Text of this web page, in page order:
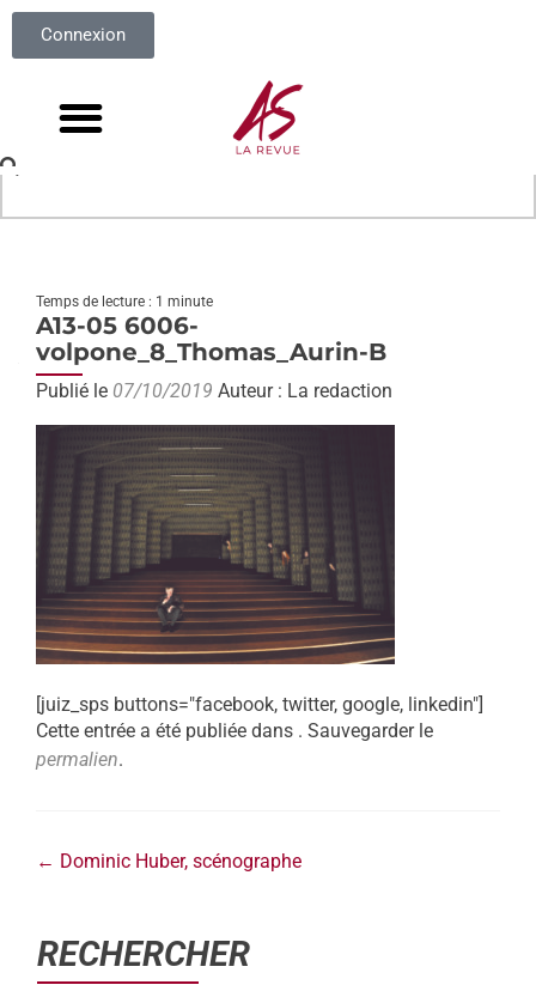
Connexion
Temps de lecture : 1 minute
A13-05 6006-
volpone_8_Thomas_Aurin-B
Publié le 07/10/2019 Auteur : La redaction
[juiz_sps buttons="facebook, twitter, google, linkedin"]
Cette entrée a été publiée dans . Sauvegarder le
permalien.
← Dominic Huber, scénographe
RECHERCHER